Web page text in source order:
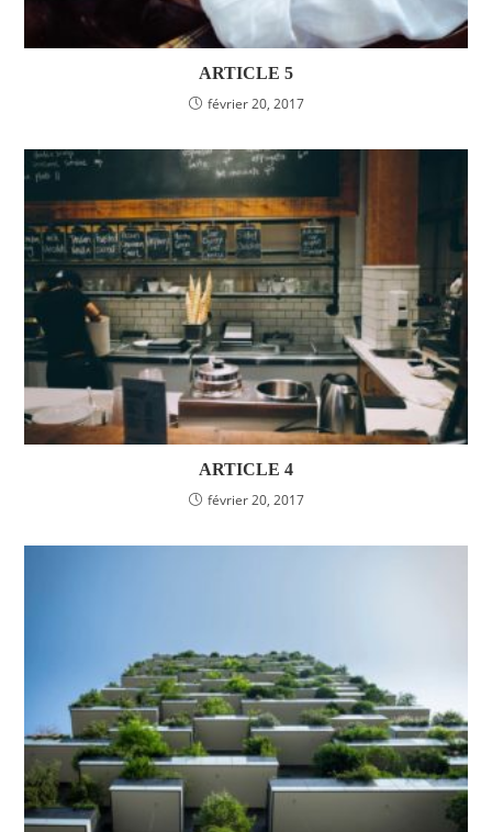
ARTICLE 5
février 20, 2017
ARTICLE 4
février 20, 2017